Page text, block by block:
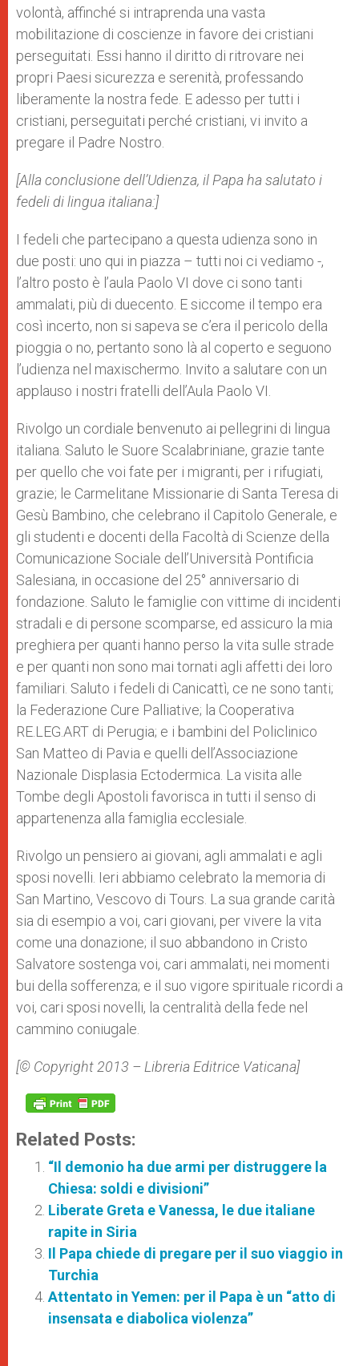
volontà, affinché si intraprenda una vasta
mobilitazione di coscienze in favore dei cristiani
perseguitati. Essi hanno il diritto di ritrovare nei
propri Paesi sicurezza e serenità, professando
liberamente la nostra fede. E adesso per tutti i
cristiani, perseguitati perché cristiani, vi invito a
pregare il Padre Nostro.
[Alla conclusione dell’Udienza, il Papa ha salutato i
fedeli di lingua italiana:]
I fedeli che partecipano a questa udienza sono in
due posti: uno qui in piazza – tutti noi ci vediamo -,
l’altro posto è l’aula Paolo VI dove ci sono tanti
ammalati, più di duecento. E siccome il tempo era
così incerto, non si sapeva se c’era il pericolo della
pioggia o no, pertanto sono là al coperto e seguono
l’udienza nel maxischermo. Invito a salutare con un
applauso i nostri fratelli dell’Aula Paolo VI.
Rivolgo un cordiale benvenuto ai pellegrini di lingua
italiana. Saluto le Suore Scalabriniane, grazie tante
per quello che voi fate per i migranti, per i rifugiati,
grazie; le Carmelitane Missionarie di Santa Teresa di
Gesù Bambino, che celebrano il Capitolo Generale, e
gli studenti e docenti della Facoltà di Scienze della
Comunicazione Sociale dell’Università Pontificia
Salesiana, in occasione del 25° anniversario di
fondazione. Saluto le famiglie con vittime di incidenti
stradali e di persone scomparse, ed assicuro la mia
preghiera per quanti hanno perso la vita sulle strade
e per quanti non sono mai tornati agli affetti dei loro
familiari. Saluto i fedeli di Canicattì, ce ne sono tanti;
la Federazione Cure Palliative; la Cooperativa
RE.LEG.ART di Perugia; e i bambini del Policlinico
San Matteo di Pavia e quelli dell’Associazione
Nazionale Displasia Ectodermica. La visita alle
Tombe degli Apostoli favorisca in tutti il senso di
appartenenza alla famiglia ecclesiale.
Rivolgo un pensiero ai giovani, agli ammalati e agli
sposi novelli. Ieri abbiamo celebrato la memoria di
San Martino, Vescovo di Tours. La sua grande carità
sia di esempio a voi, cari giovani, per vivere la vita
come una donazione; il suo abbandono in Cristo
Salvatore sostenga voi, cari ammalati, nei momenti
bui della sofferenza; e il suo vigore spirituale ricordi a
voi, cari sposi novelli, la centralità della fede nel
cammino coniugale.
[© Copyright 2013 – Libreria Editrice Vaticana]
Related Posts:
“Il demonio ha due armi per distruggere la
Chiesa: soldi e divisioni”
Liberate Greta e Vanessa, le due italiane
rapite in Siria
Il Papa chiede di pregare per il suo viaggio in
Turchia
Attentato in Yemen: per il Papa è un “atto di
insensata e diabolica violenza”